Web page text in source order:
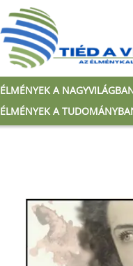
ÉLMÉNYEK A
ÉLMÉNYEK A